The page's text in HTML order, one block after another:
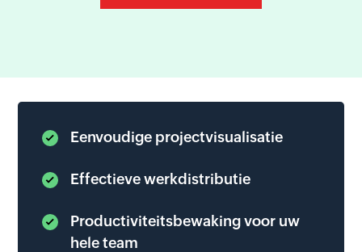
Eenvoudige projectvisualisatie
Effectieve werkdistributie
Productiviteitsbewaking voor uw
hele team